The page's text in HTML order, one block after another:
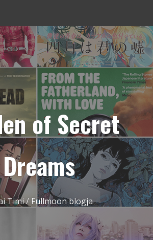
of Secret
Dreams
Timi / Fullmoon blogja